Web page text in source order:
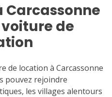
Carcassonne
de
de location à Carcassonne
pouvez rejoindre
les villages alentours